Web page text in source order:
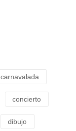
carnavalada
concierto
dibujo